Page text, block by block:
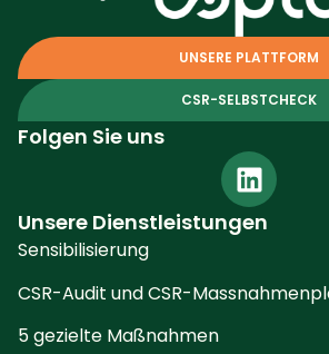
UNSERE PLATTFORM
CSR-SELBSTCHECK
Folgen Sie uns
Unsere Dienstleistungen
Sensibilisierung
CSR-Audit und CSR-
5 gezielte Maßnahmen